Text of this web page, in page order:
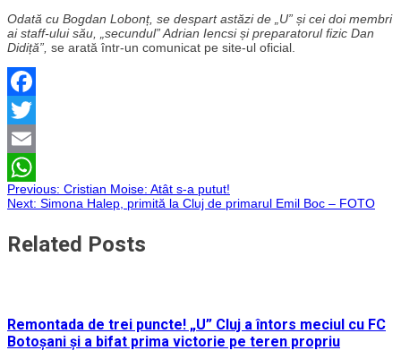
Odată cu Bogdan Lobonț, se despart astăzi de „U” și cei doi membri
ai staff-ului său, „secundul” Adrian Iencsi și preparatorul fizic Dan
Didiță”, se arată într-un comunicat pe site-ul oficial.
Facebook
Twitter
Email
WhatsApp
Navigare
în
Previous: Cristian Moise: Atât s-a putut!
Next: Simona Halep, primită la Cluj de primarul Emil Boc – FOTO
Related Posts
Remontada de trei puncte! „U” Cluj a întors meciul cu FC
Botoșani și a bifat prima victorie pe teren propriu